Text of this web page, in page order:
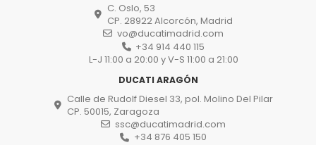
C. Oslo, 53
CP. 28922 Alcorcón, Madrid
vo@ducatimadrid.com
+34 914 440 115
L-J 11:00 a 20:00 y V-S 11:00 a 21:00
DUCATI ARAGÓN
Calle de Rudolf Diesel 33, pol. Molino Del Pilar
CP. 50015, Zaragoza
ssc@ducatimadrid.com
+34 876 405 150